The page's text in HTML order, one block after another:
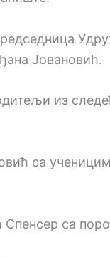
Јовановић.
из
са
са